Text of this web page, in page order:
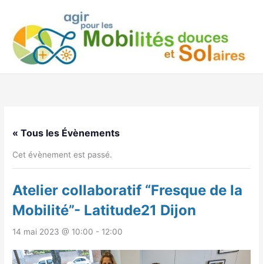
contenu
« Tous les Évènements
Cet évènement est passé.
Atelier collaboratif “Fresque de la
Mobilité”- Latitude21 Dijon
14 mai 2023 @ 10:00 - 12:00